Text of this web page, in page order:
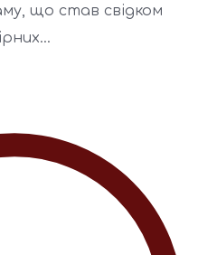
що став свідком